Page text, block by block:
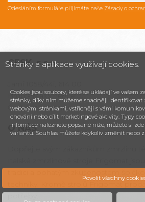
Odesláním formuláře přijímáte naše Zásady o
CESK,s.r.o.
Brno - Maloměřice
Česká republika
O NÁS
Stránky a aplikace využívají cookies.
Cookies jsou soubory, které se ukládají ve vašem
stránky, díky nim můžeme snadněji identifikovat
webovými stránkami, vstřícněji s vámi
chování nebo cílit marketingové aktivity. Typy
informace naleznete popsané níže, můžete si
variantu. Souhlas můžete kdykoliv změnit nebo
Povolit všechny